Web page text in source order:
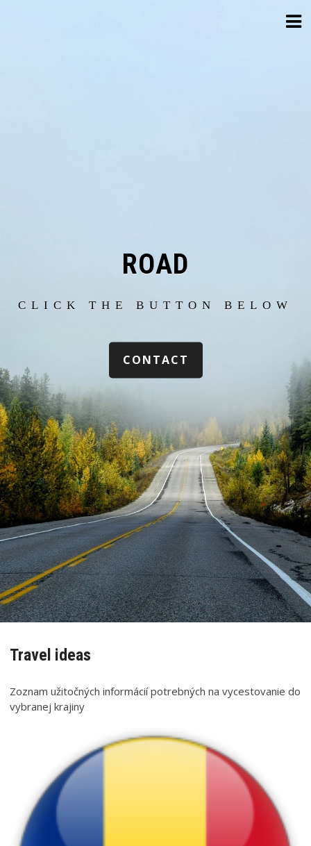
ROAD
CLICK THE BUTTON BELOW
CONTACT
Travel ideas
Zoznam užitočných informácií potrebných na vycestovanie do
vybranej krajiny